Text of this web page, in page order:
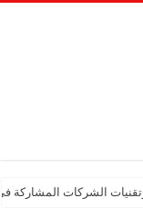
الشركات المشاركة في